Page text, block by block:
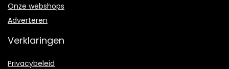
Onze webshops
Adverteren
Verklaringen
Privacybeleid